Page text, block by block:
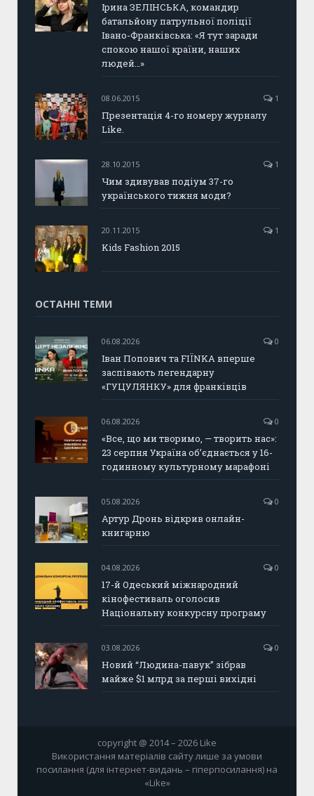
Ірина ЗЕЛІНСЬКА, командир
батальйону патрульної поліції
Івано-Франківська: «Я тут заради
спокою нашої країни, наших
людей…»
08.06.2015 1
Презентація 4-го номеру журналу
Like.
28.10.2015 1
Чим здивував подіум 37-го
українського тижня моди?
20.11.2015 1
Kids Fashion 2015
ОСТАННІ ТЕМИ
06.08.2026 0
Іван Попович та FIÏNKA вперше
заспівають легендарну
«ГУЦУЛЯНКУ» для франківців
06.08.2026 0
«Все, що ми творимо, — творить нас»:
23 серпня Україна об’єднається у 16-
годинному культурному марафоні
05.08.2026 0
Артур Дронь відкрив онлайн-
книгарню
04.08.2026 0
17-й Одеський міжнародний
кінофестиваль оголосив
Національну конкурсну програму
03.08.2026 0
Новий “Людина-павук” зібрав
майже $1 млрд за перші вихідні
copyright @ 2014 – 2026 Like
Використання матеріалів сайту лише за умови
посилання (для інтернет-видань – гіперпосилання) на
«Like»